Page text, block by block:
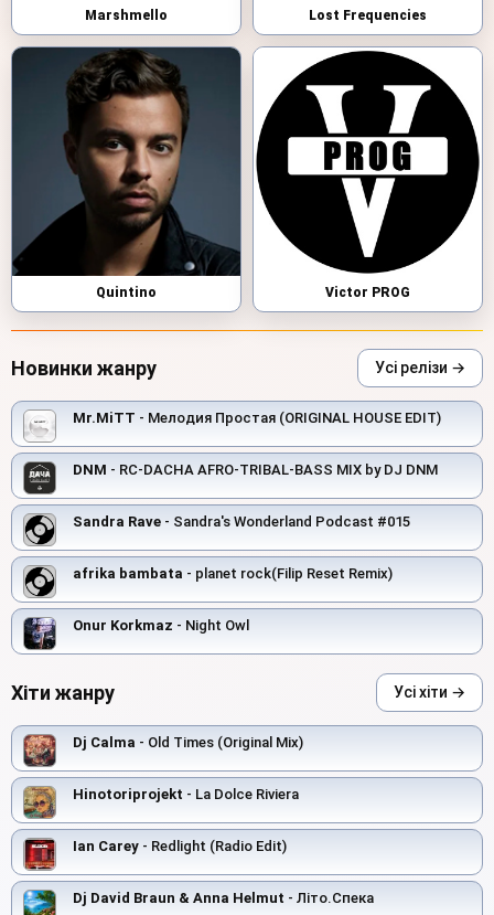
Marshmello Lost Frequencies
Quintino Victor PROG
Новинки жанру Усі релізи →
Mr.MiTT - Мелодия Простая (ORIGINAL HOUSE EDIT)
DNM - RC-DACHA AFRO-TRIBAL-BASS MIX by DJ DNM
Sandra Rave - Sandra's Wonderland Podcast #015
afrika bambata - planet rock(Filip Reset Remix)
Onur Korkmaz - Night Owl
Хіти жанру Усі хіти →
Dj Calma - Old Times (Original Mix)
Hinotoriprojekt - La Dolce Riviera
Ian Carey - Redlight (Radio Edit)
Dj David Braun & Anna Helmut - Літо.Спека